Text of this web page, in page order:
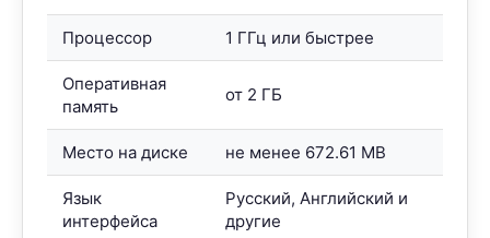
Процессор 1 ГГц или быстрее
Оперативная
память
от 2 ГБ
Место на диске не менее 672.61 MB
Язык
интерфейса
Русский, Английский и
другие